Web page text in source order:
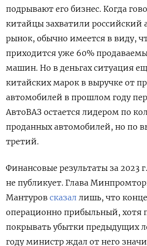
подрывают его бизнес. Когда
китайцы захватили российский
рынок, обычно имеется в виду,
приходится уже 60%
машин. Но в деньгах ситуация
китайских марок в выручке от
автомобилей в прошлом году
АвтоВАЗ остается лидером по
проданных автомобилей, но по
третий.
Финансовые результаты за 2023
не публикует. Глава
Мантуров сказал лишь, что
операционно прибыльный, хотя
покрывать убытки предыдущих
году министр ждал от него